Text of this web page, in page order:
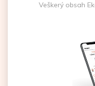
Veškerý obsah